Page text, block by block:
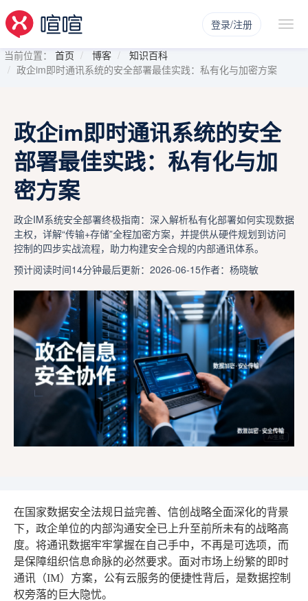
登录/注册
当前位置： 首页 博客
知识百科
政企im即时通讯系统的安全部署最佳实践：私有化与加密方案
政企im即时通讯系统的安全
部署最佳实践：私有化与加
密方案
政企IM系统安全部署终极指南：深入解析私有化部署如何实现数据
主权，详解“传输+存储”全程加密方案，并提供从硬件规划到访问
控制的四步实战流程，助力构建安全合规的内部通讯体系。
预计阅读时间14分钟最后更新：2026-06-15作者：杨晓敏
在国家数据安全法规日益完善、信创战略全面深化的背景
下，政企单位的内部沟通安全已上升至前所未有的战略高
度。将通讯数据牢牢掌握在自己手中，不再是可选项，而
是保障组织信息命脉的必然要求。面对市场上纷繁的即时
通讯（IM）方案，公有云服务的便捷性背后，是数据控制
权旁落的巨大隐忧。